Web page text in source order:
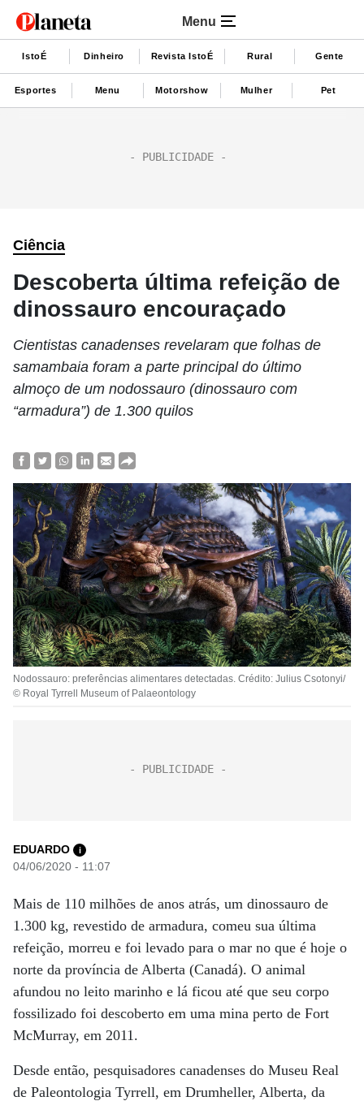
Menu
IstoÉ Dinheiro Revista IstoÉ Rural Gente
Esportes Menu Motorshow Mulher Pet
Ciência
Descoberta última refeição de
dinossauro encouraçado
Cientistas canadenses revelaram que folhas de
samambaia foram a parte principal do último
almoço de um nodossauro (dinossauro com
“armadura”) de 1.300 quilos
Nodossauro: preferências alimentares detectadas. Crédito: Julius Csotonyi/
© Royal Tyrrell Museum of Palaeontology
EDUARDO i
04/06/2020 - 11:07
Mais de 110 milhões de anos atrás, um dinossauro de
1.300 kg, revestido de armadura, comeu sua última
refeição, morreu e foi levado para o mar no que é hoje o
norte da província de Alberta (Canadá). O animal
afundou no leito marinho e lá ficou até que seu corpo
fossilizado foi descoberto em uma mina perto de Fort
McMurray, em 2011.
Desde então, pesquisadores canadenses do Museu Real
de Paleontologia Tyrrell, em Drumheller, Alberta, da